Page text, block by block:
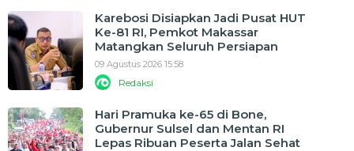
Karebosi Disiapkan Jadi Pusat HUT
Ke-81 RI, Pemkot Makassar
Matangkan Seluruh Persiapan
09 Agustus 2026 15:58
Redaksi
Hari Pramuka ke-65 di Bone,
Gubernur Sulsel dan Mentan RI
Lepas Ribuan Peserta Jalan Sehat